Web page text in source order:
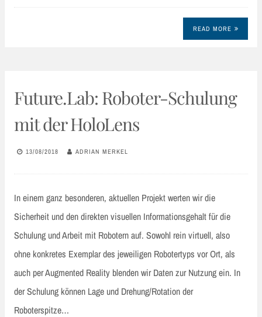
READ MORE
Future.Lab: Roboter-Schulung
mit der HoloLens
13/08/2018 ADRIAN MERKEL
In einem ganz besonderen, aktuellen Projekt werten wir die
Sicherheit und den direkten visuellen Informationsgehalt für die
Schulung und Arbeit mit Robotern auf. Sowohl rein virtuell, also
ohne konkretes Exemplar des jeweiligen Robotertyps vor Ort, als
auch per Augmented Reality blenden wir Daten zur Nutzung ein. In
der Schulung können Lage und Drehung/Rotation der
Roboterspitze…